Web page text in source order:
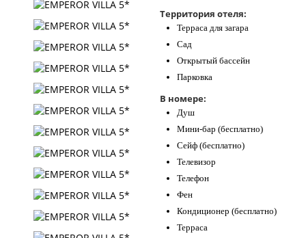
Территория отеля:
Терраса для загара
Сад
Открытый бассейн
Парковка
В номере:
Душ
Мини-бар (бесплатно)
Сейф (бесплатно)
Телевизор
Телефон
Фен
Кондиционер (бесплатно)
Терраса